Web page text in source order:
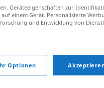
anbraten
anbaggern (ugs.)
Geräteeigenschaften zur
einem Gerät. Personalisierte
und Entwicklung von
Optionen